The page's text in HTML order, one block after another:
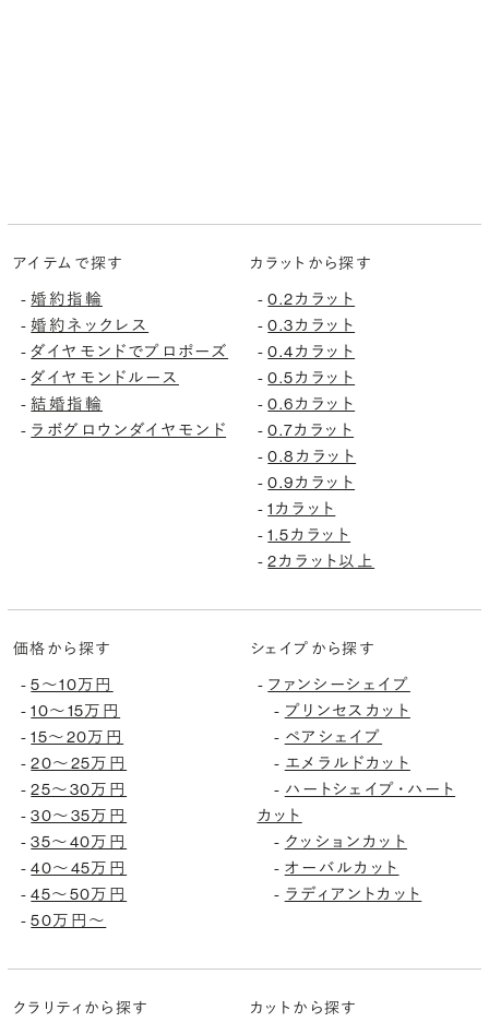
アイテムで探す
-婚約指輪
-婚約ネックレス
-ダイヤモンドでプロポーズ
-ダイヤモンドルース
-結婚指輪
- ラボグロウンダイヤモンド
カラットから探す
-0.2カラット
-0.3カラット
-0.4カラット
-0.5カラット
-0.6カラット
-0.7カラット
-0.8カラット
-0.9カラット
-1カラット
-1.5カラット
-2カラット以上
価格から探す
-5〜10万円
-10〜15万円
-15〜20万円
-20〜25万円
-25〜30万円
-30〜35万円
-35〜40万円
-40〜45万円
-45〜50万円
-50万円〜
シェイプから探す
- ファンシーシェイプ
- プリンセスカット
- ペアシェイプ
- エメラルドカット
- ハートシェイプ・ハート
カット
- クッションカット
- オーバルカット
- ラディアントカット
クラリティから探す カットから探す